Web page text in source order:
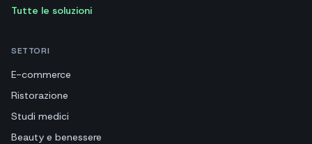
Tutte le soluzioni
SETTORI
E-commerce
Ristorazione
Studi medici
Beauty e benessere